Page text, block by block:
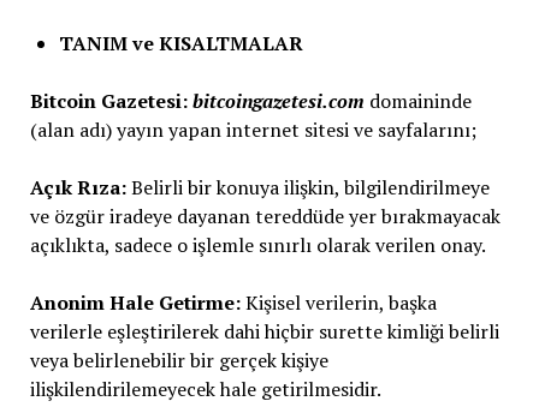
TANIM ve KISALTMALAR
Bitcoin Gazetesi:bitcoingazetesi.com domaininde
(alan adı) yayın yapan internet sitesi ve sayfalarını;
Açık Rıza:Belirli bir konuya ilişkin, bilgilendirilmeye
ve özgür iradeye dayanan tereddüde yer bırakmayacak
açıklıkta, sadece o işlemle sınırlı olarak verilen onay.
Anonim Hale Getirme:Kişisel verilerin, başka
verilerle eşleştirilerek dahi hiçbir surette kimliği belirli
veya belirlenebilir bir gerçek kişiye
ilişkilendirilemeyecek hale getirilmesidir.